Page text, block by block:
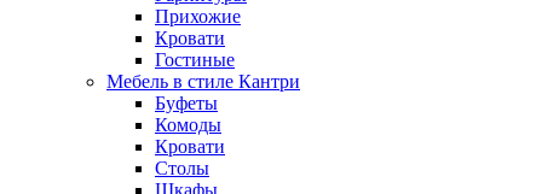
Прихожие
Кровати
Гостиные
Мебель в стиле Кантри
Буфеты
Комоды
Кровати
Столы
Шкафы